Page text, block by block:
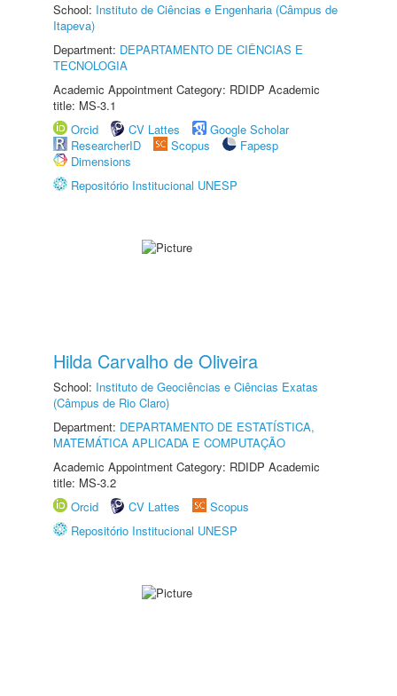
School: Instituto de Ciências e Engenharia (Câmpus de
Itapeva)
Department: DEPARTAMENTO DE CIÊNCIAS E
TECNOLOGIA
Academic Appointment Category: RDIDP Academic
title: MS-3.1
Orcid
CV Lattes
Google Scholar
ResearcherID
Scopus
Fapesp
Dimensions
Repositório Institucional UNESP
Hilda Carvalho de Oliveira
School: Instituto de Geociências e Ciências Exatas
(Câmpus de Rio Claro)
Department: DEPARTAMENTO DE ESTATÍSTICA,
MATEMÁTICA APLICADA E COMPUTAÇÃO
Academic Appointment Category: RDIDP Academic
title: MS-3.2
Orcid
CV Lattes
Scopus
Repositório Institucional UNESP